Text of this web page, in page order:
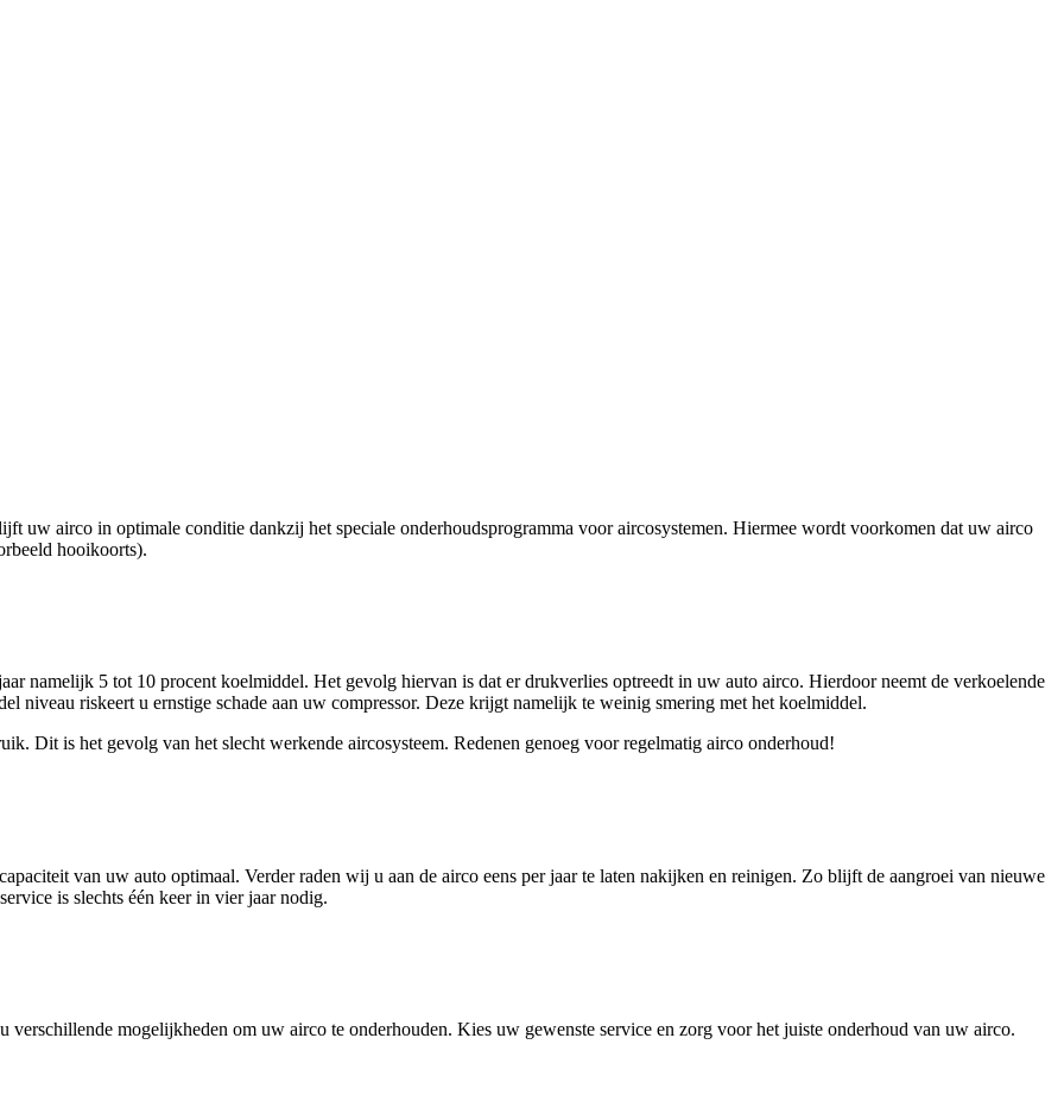
uw airco in optimale conditie dankzij het speciale onderhoudsprogramma voor aircosystemen. Hiermee wordt voorkomen dat uw airco
hooikoorts).
namelijk 5 tot 10 procent koelmiddel. Het gevolg hiervan is dat er drukverlies optreedt in uw auto airco. Hierdoor neemt de verkoelende
niveau riskeert u ernstige schade aan uw compressor. Deze krijgt namelijk te weinig smering met het koelmiddel.
Dit is het gevolg van het slecht werkende aircosysteem. Redenen genoeg voor regelmatig airco onderhoud!
van uw auto optimaal. Verder raden wij u aan de airco eens per jaar te laten nakijken en reinigen. Zo blijft de aangroei van nieuwe
is slechts één keer in vier jaar nodig.
mogelijkheden om uw airco te onderhouden. Kies uw gewenste service en zorg voor het juiste onderhoud van uw airco.